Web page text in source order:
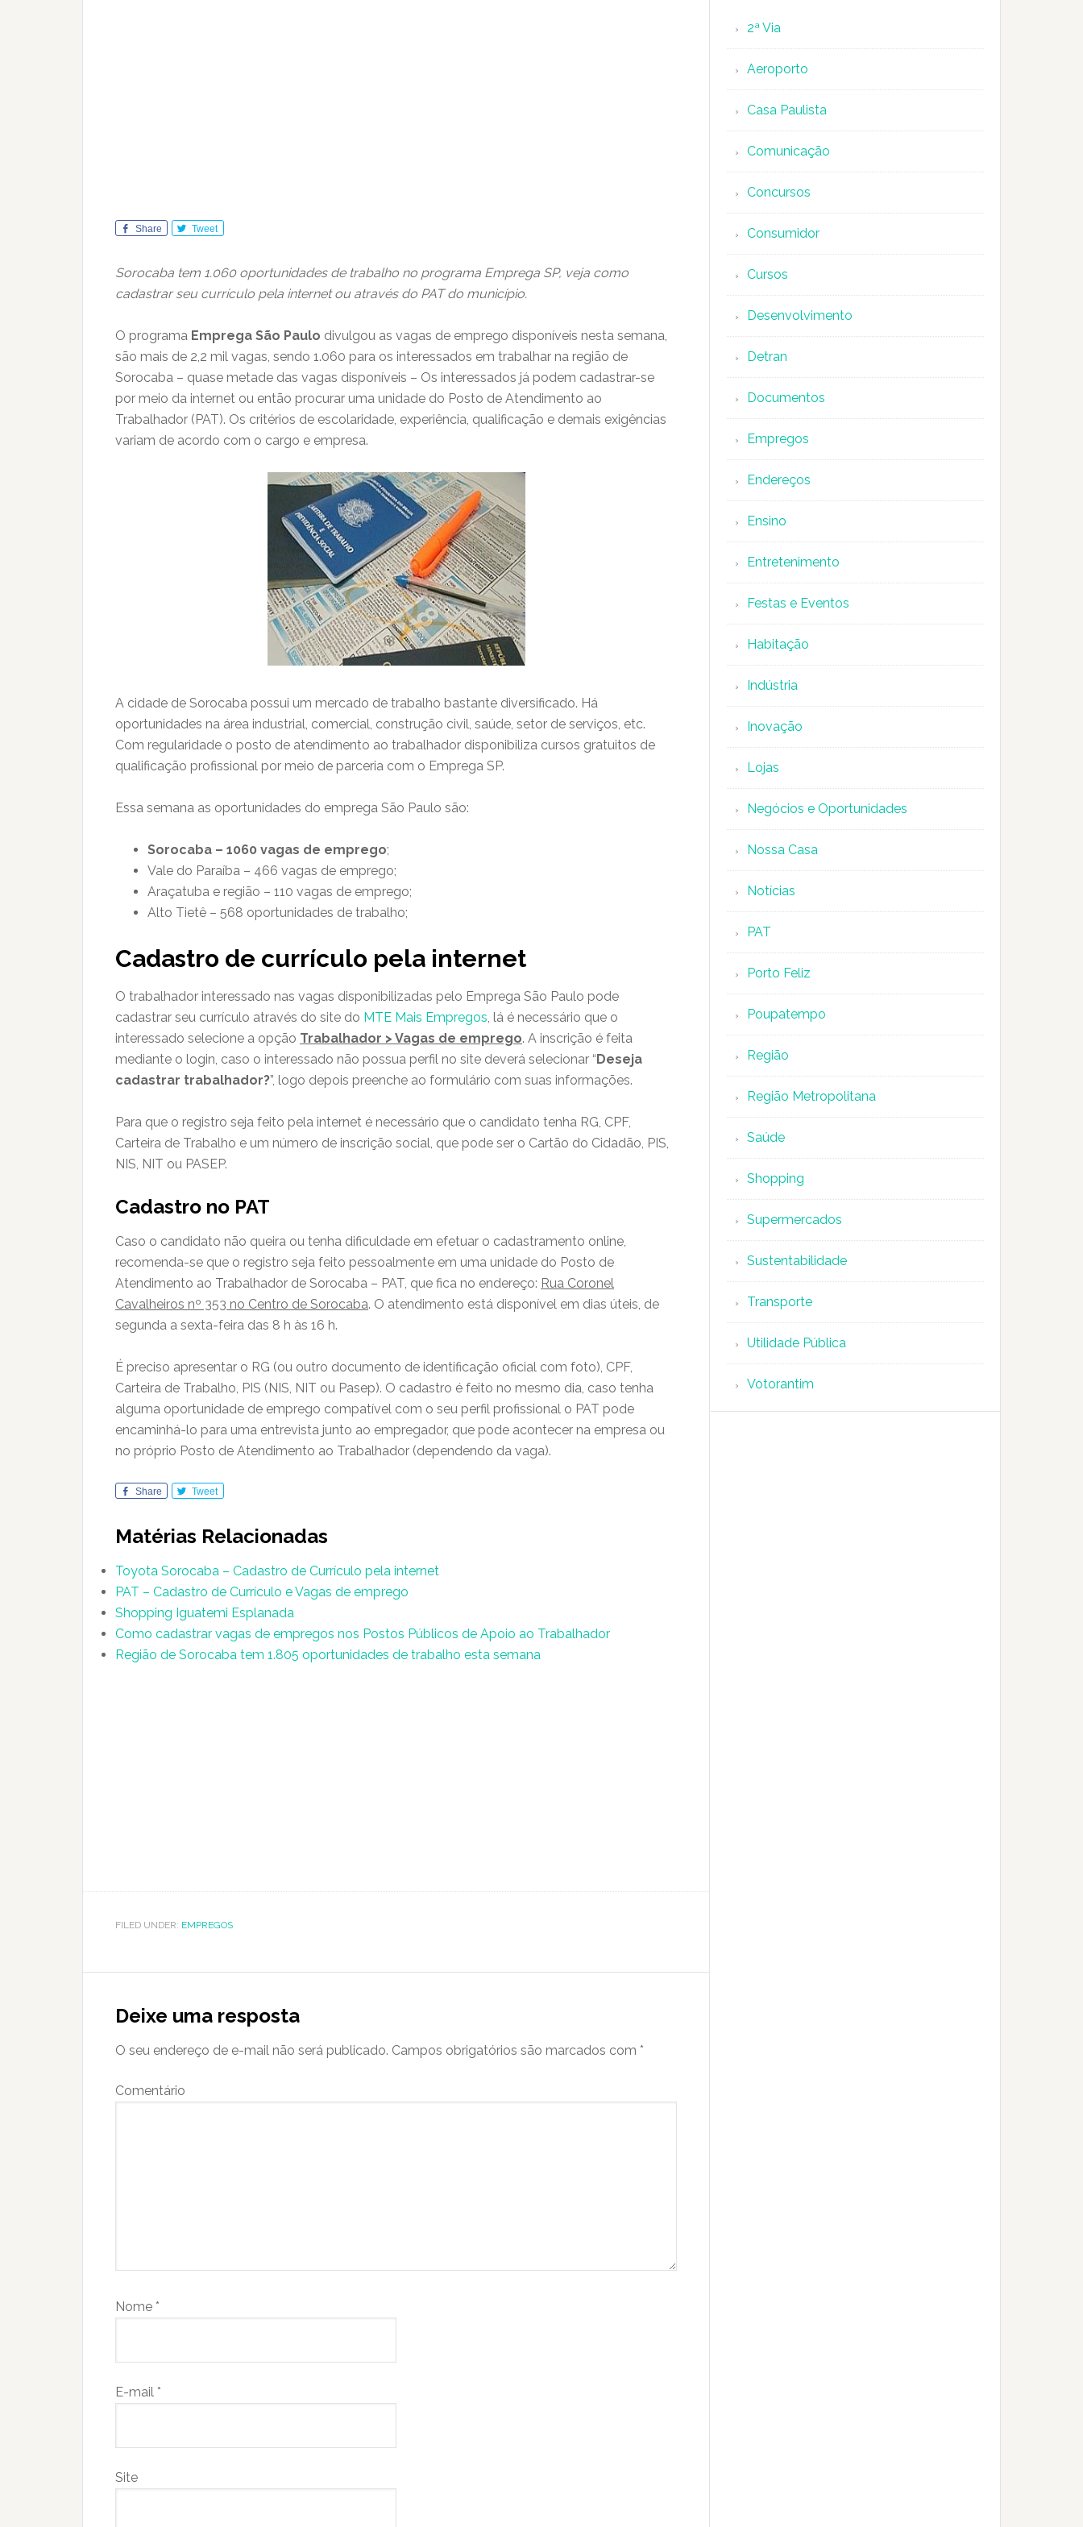
Share Tweet
Sorocaba tem 1.060 oportunidades de trabalho no programa Emprega SP, veja como
cadastrar seu currículo pela internet ou através do PAT do município.
O programa Emprega São Paulo divulgou as vagas de emprego disponíveis nesta semana,
são mais de 2,2 mil vagas, sendo 1.060 para os interessados em trabalhar na região de
Sorocaba – quase metade das vagas disponíveis – Os interessados já podem cadastrar-se
por meio da internet ou então procurar uma unidade do Posto de Atendimento ao
Trabalhador (PAT). Os critérios de escolaridade, experiência, qualificação e demais exigências
variam de acordo com o cargo e empresa.
A cidade de Sorocaba possui um mercado de trabalho bastante diversificado. Há
oportunidades na área industrial, comercial, construção civil, saúde, setor de serviços, etc.
Com regularidade o posto de atendimento ao trabalhador disponibiliza cursos gratuitos de
qualificação profissional por meio de parceria com o Emprega SP.
Essa semana as oportunidades do emprega São Paulo são:
Sorocaba – 1060 vagas de emprego;
Vale do Paraíba – 466 vagas de emprego;
Araçatuba e região – 110 vagas de emprego;
Alto Tietê – 568 oportunidades de trabalho;
Cadastro de currículo pela internet
O trabalhador interessado nas vagas disponibilizadas pelo Emprega São Paulo pode
cadastrar seu currículo através do site do MTE Mais Empregos, lá é necessário que o
interessado selecione a opção Trabalhador > Vagas de emprego. A inscrição é feita
mediante o login, caso o interessado não possua perfil no site deverá selecionar “Deseja
cadastrar trabalhador?”, logo depois preenche ao formulário com suas informações.
Para que o registro seja feito pela internet é necessário que o candidato tenha RG, CPF,
Carteira de Trabalho e um número de inscrição social, que pode ser o Cartão do Cidadão, PIS,
NIS, NIT ou PASEP.
Cadastro no PAT
Caso o candidato não queira ou tenha dificuldade em efetuar o cadastramento online,
recomenda-se que o registro seja feito pessoalmente em uma unidade do Posto de
Atendimento ao Trabalhador de Sorocaba – PAT, que fica no endereço: Rua Coronel
Cavalheiros nº 353 no Centro de Sorocaba. O atendimento está disponível em dias úteis, de
segunda a sexta-feira das 8 h às 16 h.
É preciso apresentar o RG (ou outro documento de identificação oficial com foto), CPF,
Carteira de Trabalho, PIS (NIS, NIT ou Pasep). O cadastro é feito no mesmo dia, caso tenha
alguma oportunidade de emprego compatível com o seu perfil profissional o PAT pode
encaminhá-lo para uma entrevista junto ao empregador, que pode acontecer na empresa ou
no próprio Posto de Atendimento ao Trabalhador (dependendo da vaga).
Share Tweet
Matérias Relacionadas
Toyota Sorocaba – Cadastro de Currículo pela internet
PAT – Cadastro de Currículo e Vagas de emprego
Shopping Iguatemi Esplanada
Como cadastrar vagas de empregos nos Postos Públicos de Apoio ao Trabalhador
Região de Sorocaba tem 1.805 oportunidades de trabalho esta semana
FILED UNDER: EMPREGOS
Interactions
Deixe uma resposta
O seu endereço de e-mail não será publicado. Campos obrigatórios são marcados com *
Comentário
Nome *
E-mail *
Site
2ª Via
Aeroporto
Casa Paulista
Comunicação
Concursos
Consumidor
Cursos
Desenvolvimento
Detran
Documentos
Empregos
Endereços
Ensino
Entretenimento
Festas e Eventos
Habitação
Indústria
Inovação
Lojas
Negócios e Oportunidades
Nossa Casa
Notícias
PAT
Porto Feliz
Poupatempo
Região
Região Metropolitana
Saúde
Shopping
Supermercados
Sustentabilidade
Transporte
Utilidade Pública
Votorantim